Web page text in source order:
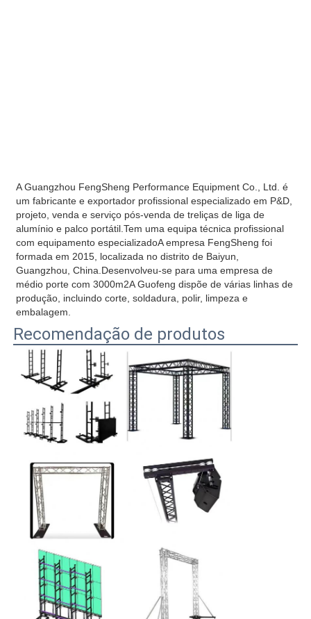
A Guangzhou FengSheng Performance Equipment Co., Ltd. é
um fabricante e exportador profissional especializado em P&D,
projeto, venda e serviço pós-venda de treliças de liga de
alumínio e palco portátil.Tem uma equipa técnica profissional
com equipamento especializadoA empresa FengSheng foi
formada em 2015, localizada no distrito de Baiyun,
Guangzhou, China.Desenvolveu-se para uma empresa de
médio porte com 3000m2A Guofeng dispõe de várias linhas de
produção, incluindo corte, soldadura, polir, limpeza e
embalagem.
Recomendação de produtos